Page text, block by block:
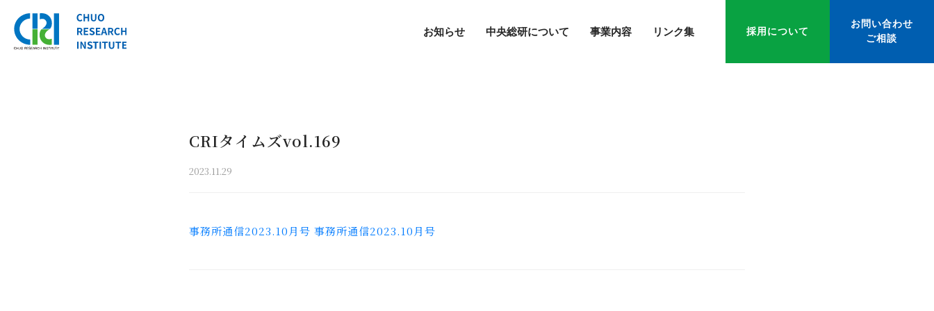
お知らせ 中央総研について 事業内容 リンク集 採用について
お問い合わせ
ご相談
CRIタイムズvol.169
2023.11.29
事務所通信2023.10月号 事務所通信2023.10月号